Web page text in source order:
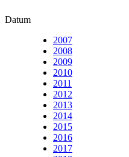
Datum
2007
2008
2009
2010
2011
2012
2013
2014
2015
2016
2017